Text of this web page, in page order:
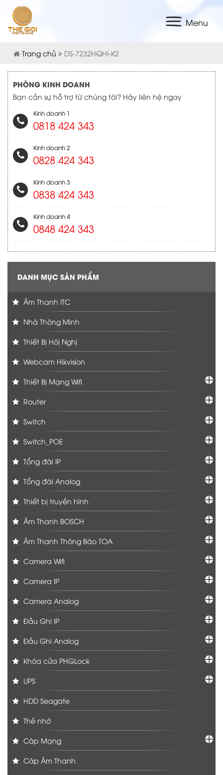
Menu
Trang chủ DS-7232HQHI-K2
PHÒNG KINH DOANH
Bạn cần sự hỗ trợ từ chúng tôi? Hãy liên hệ ngay
Kinh doanh 1
0818 424 343
Kinh doanh 2
0828 424 343
Kinh doanh 3
0838 424 343
Kinh doanh 4
0848 424 343
DANH MỤC SẢN PHẨM
Âm Thanh ITC
Nhà Thông Minh
Thiết Bị Hôị Nghị
Webcam Hikvision
Thiết Bị Mạng Wifi
Router
Switch
Switch_POE
Tổng đài IP
Tổng đài Analog
Thiết bị truyền hình
Âm Thanh BOSCH
Âm Thanh Thông Báo TOA
Camera Wifi
Camera IP
Camera Analog
Đầu Ghi IP
Đầu Ghi Analog
Khóa cửa PHGLock
UPS
HDD Seagate
Thẻ nhớ
Cáp Mạng
Cáp Âm Thanh